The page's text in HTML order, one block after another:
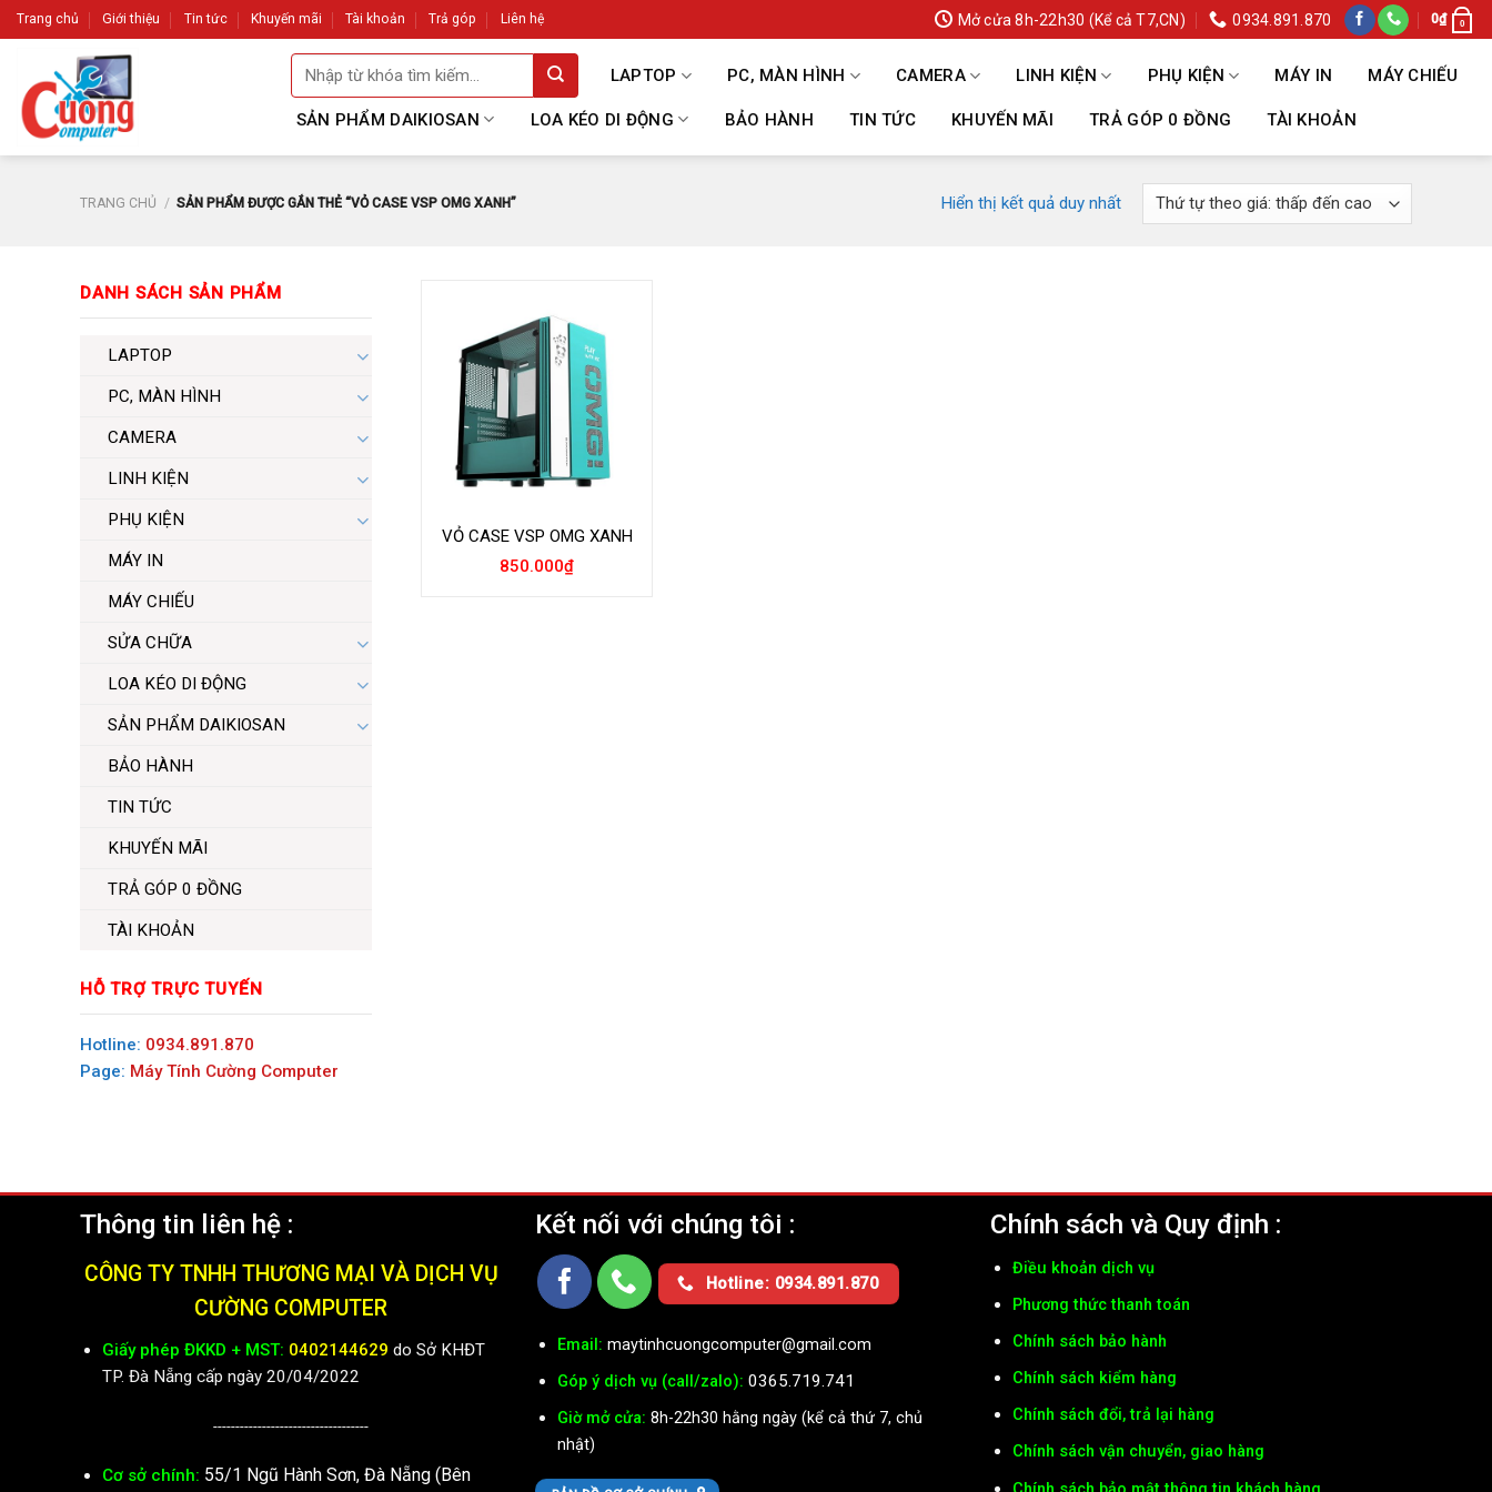
Skip
to
Trang chủ Giới thiệu Tin tức Khuyến mãi Tài khoản Trả góp Liên hệ Mở cửa 8h-22h30 (Kể cả T7,CN) 0934.891.870 0₫ 0
Tìm
kiếm:
LAPTOP PC, MÀN HÌNH CAMERA LINH KIỆN PHỤ KIỆN MÁY IN MÁY CHIẾU
SẢN PHẨM DAIKIOSAN LOA KÉO DI ĐỘNG BẢO HÀNH TIN TỨC KHUYẾN MÃI TRẢ GÓP 0 ĐỒNG TÀI KHOẢN
TRANG CHỦ / SẢN PHẨM ĐƯỢC GẮN THẺ “VỎ CASE VSP OMG XANH” Hiển thị kết quả duy nhất
DANH SÁCH SẢN PHẨM
LAPTOP
PC, MÀN HÌNH
CAMERA
LINH KIỆN
PHỤ KIỆN
MÁY IN
MÁY CHIẾU
SỬA CHỮA
LOA KÉO DI ĐỘNG
SẢN PHẨM DAIKIOSAN
BẢO HÀNH
TIN TỨC
KHUYẾN MÃI
TRẢ GÓP 0 ĐỒNG
TÀI KHOẢN
HỖ TRỢ TRỰC TUYẾN
Hotline: 0934.891.870
Page: Máy Tính Cường Computer
VỎ CASE VSP OMG XANH
850.000₫
Thông tin liên hệ :
CÔNG TY TNHH THƯƠNG MẠI VÀ DỊCH VỤ
CƯỜNG COMPUTER
Giấy phép ĐKKD + MST: 0402144629 do Sở KHĐT
TP. Đà Nẵng cấp ngày 20/04/2022
-----------------------------------
Cơ sở chính: 55/1 Ngũ Hành Sơn, Đà Nẵng (Bên
Kết nối với chúng tôi :
Hotline: 0934.891.870
Email: maytinhcuongcomputer@gmail.com
Góp ý dịch vụ (call/zalo): 0365.719.741
Giờ mở cửa: 8h-22h30 hằng ngày (kể cả thứ 7, chủ
nhật)
Chính sách và Quy định :
Điều khoản dịch vụ
Phương thức thanh toán
Chính sách bảo hành
Chính sách kiểm hàng
Chính sách đổi, trả lại hàng
Chính sách vận chuyển, giao hàng